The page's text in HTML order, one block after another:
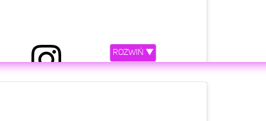
Adam Zdrójkowski (@adam_zdrojkowski)
ROZWIŃ ▼